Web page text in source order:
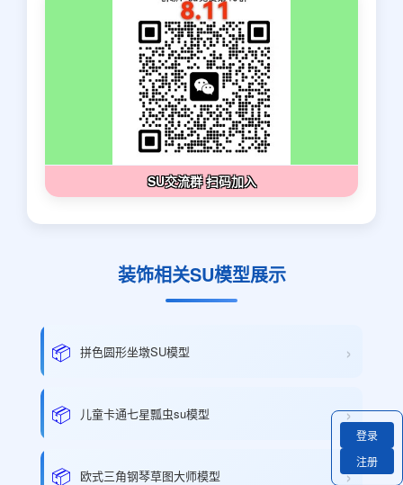
SU交流群 扫码加入
装饰相关SU模型展示
📦 拼色圆形坐墩SU模型 ›
📦 儿童卡通七星瓢虫su模型 ›
📦 欧式三角钢琴草图大师模型 ›
登录
注册